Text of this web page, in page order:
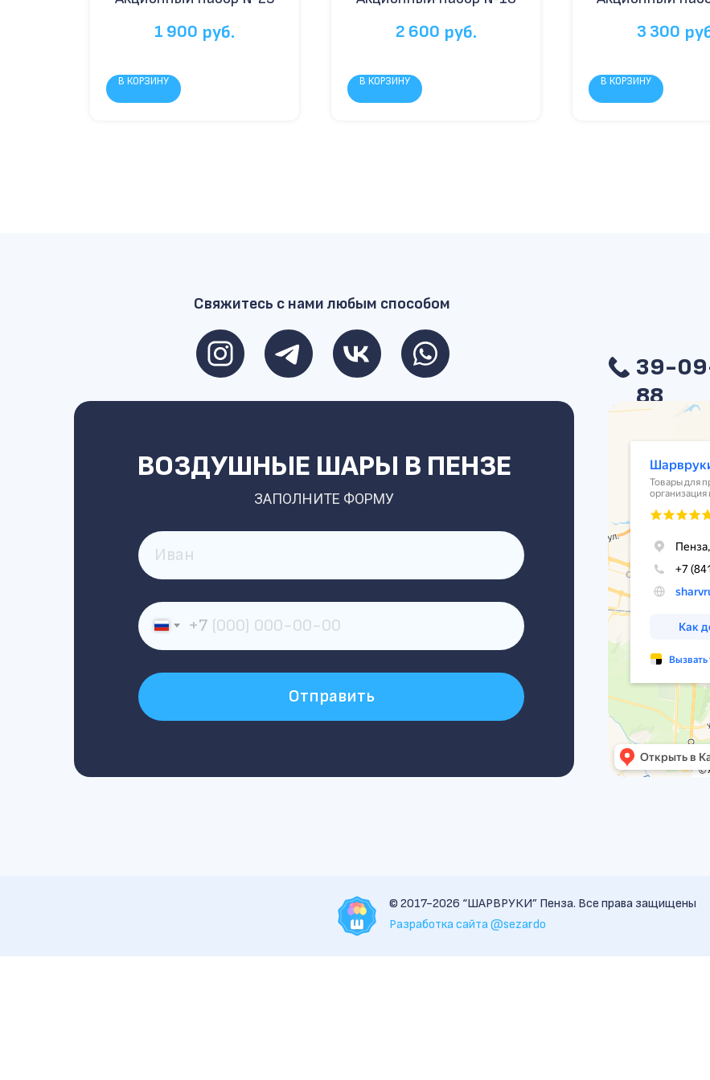
1 900 руб.
В КОРЗИНУ
2 600 руб.
В КОРЗИНУ
3 300
В КОРЗИНУ
39-
88
ЗАПОЛНИТЕ ФОРМУ
ВОЗДУШНЫЕ ШАРЫ В ПЕНЗЕ
+7
Отправить
Свяжитесь с нами любым способом
© 2017-2026 “ШАРВРУКИ” Пенза. Все права защищены
Разработка сайта @sezardo